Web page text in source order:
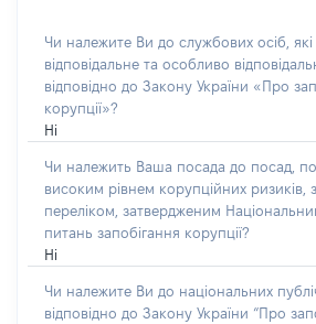
Чи належите Ви до службових осіб,
відповідальне та особливо
відповідно до Закону України «Про
корупції»?
Ні
Чи належить Ваша посада до посад,
високим рівнем корупційних ризиків,
переліком, затвердженим
питань запобігання корупції?
Ні
Чи належите Ви до національних
відповідно до Закону України “Про